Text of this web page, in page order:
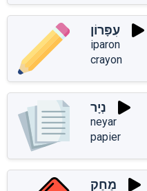
עִפָּרוֹן
iparon
crayon
נְיָר
neyar
papier
מַחַק